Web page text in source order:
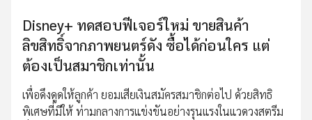
Disney+ ทดสอบฟีเจอร์ใหม่ ขายสินค้า
ลิขสิทธิ์จากภาพยนตร์ดัง ซื้อได้ก่อนใคร แต่
ต้องเป็นสมาชิกเท่านั้น
เพื่อดึงดูดให้ลูกค้า ยอมเสียเงินสมัครสมาชิกต่อไป ด้วยสิทธิ
พิเศษที่มีให้ ท่ามกลางการแข่งขันอย่างรุนแรงในแวดวงสตรีม